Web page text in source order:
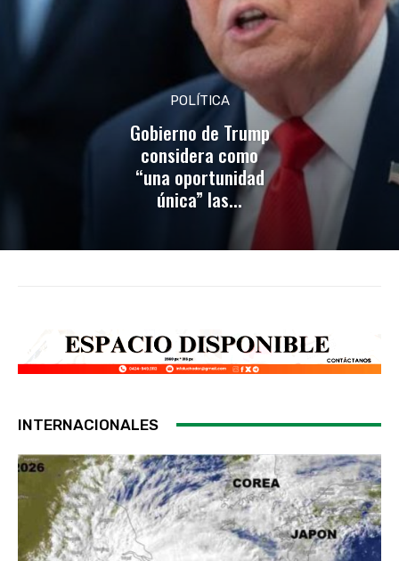
POLÍTICA
Gobierno de Trump
considera como
“una oportunidad
única” las...
INTERNACIONALES